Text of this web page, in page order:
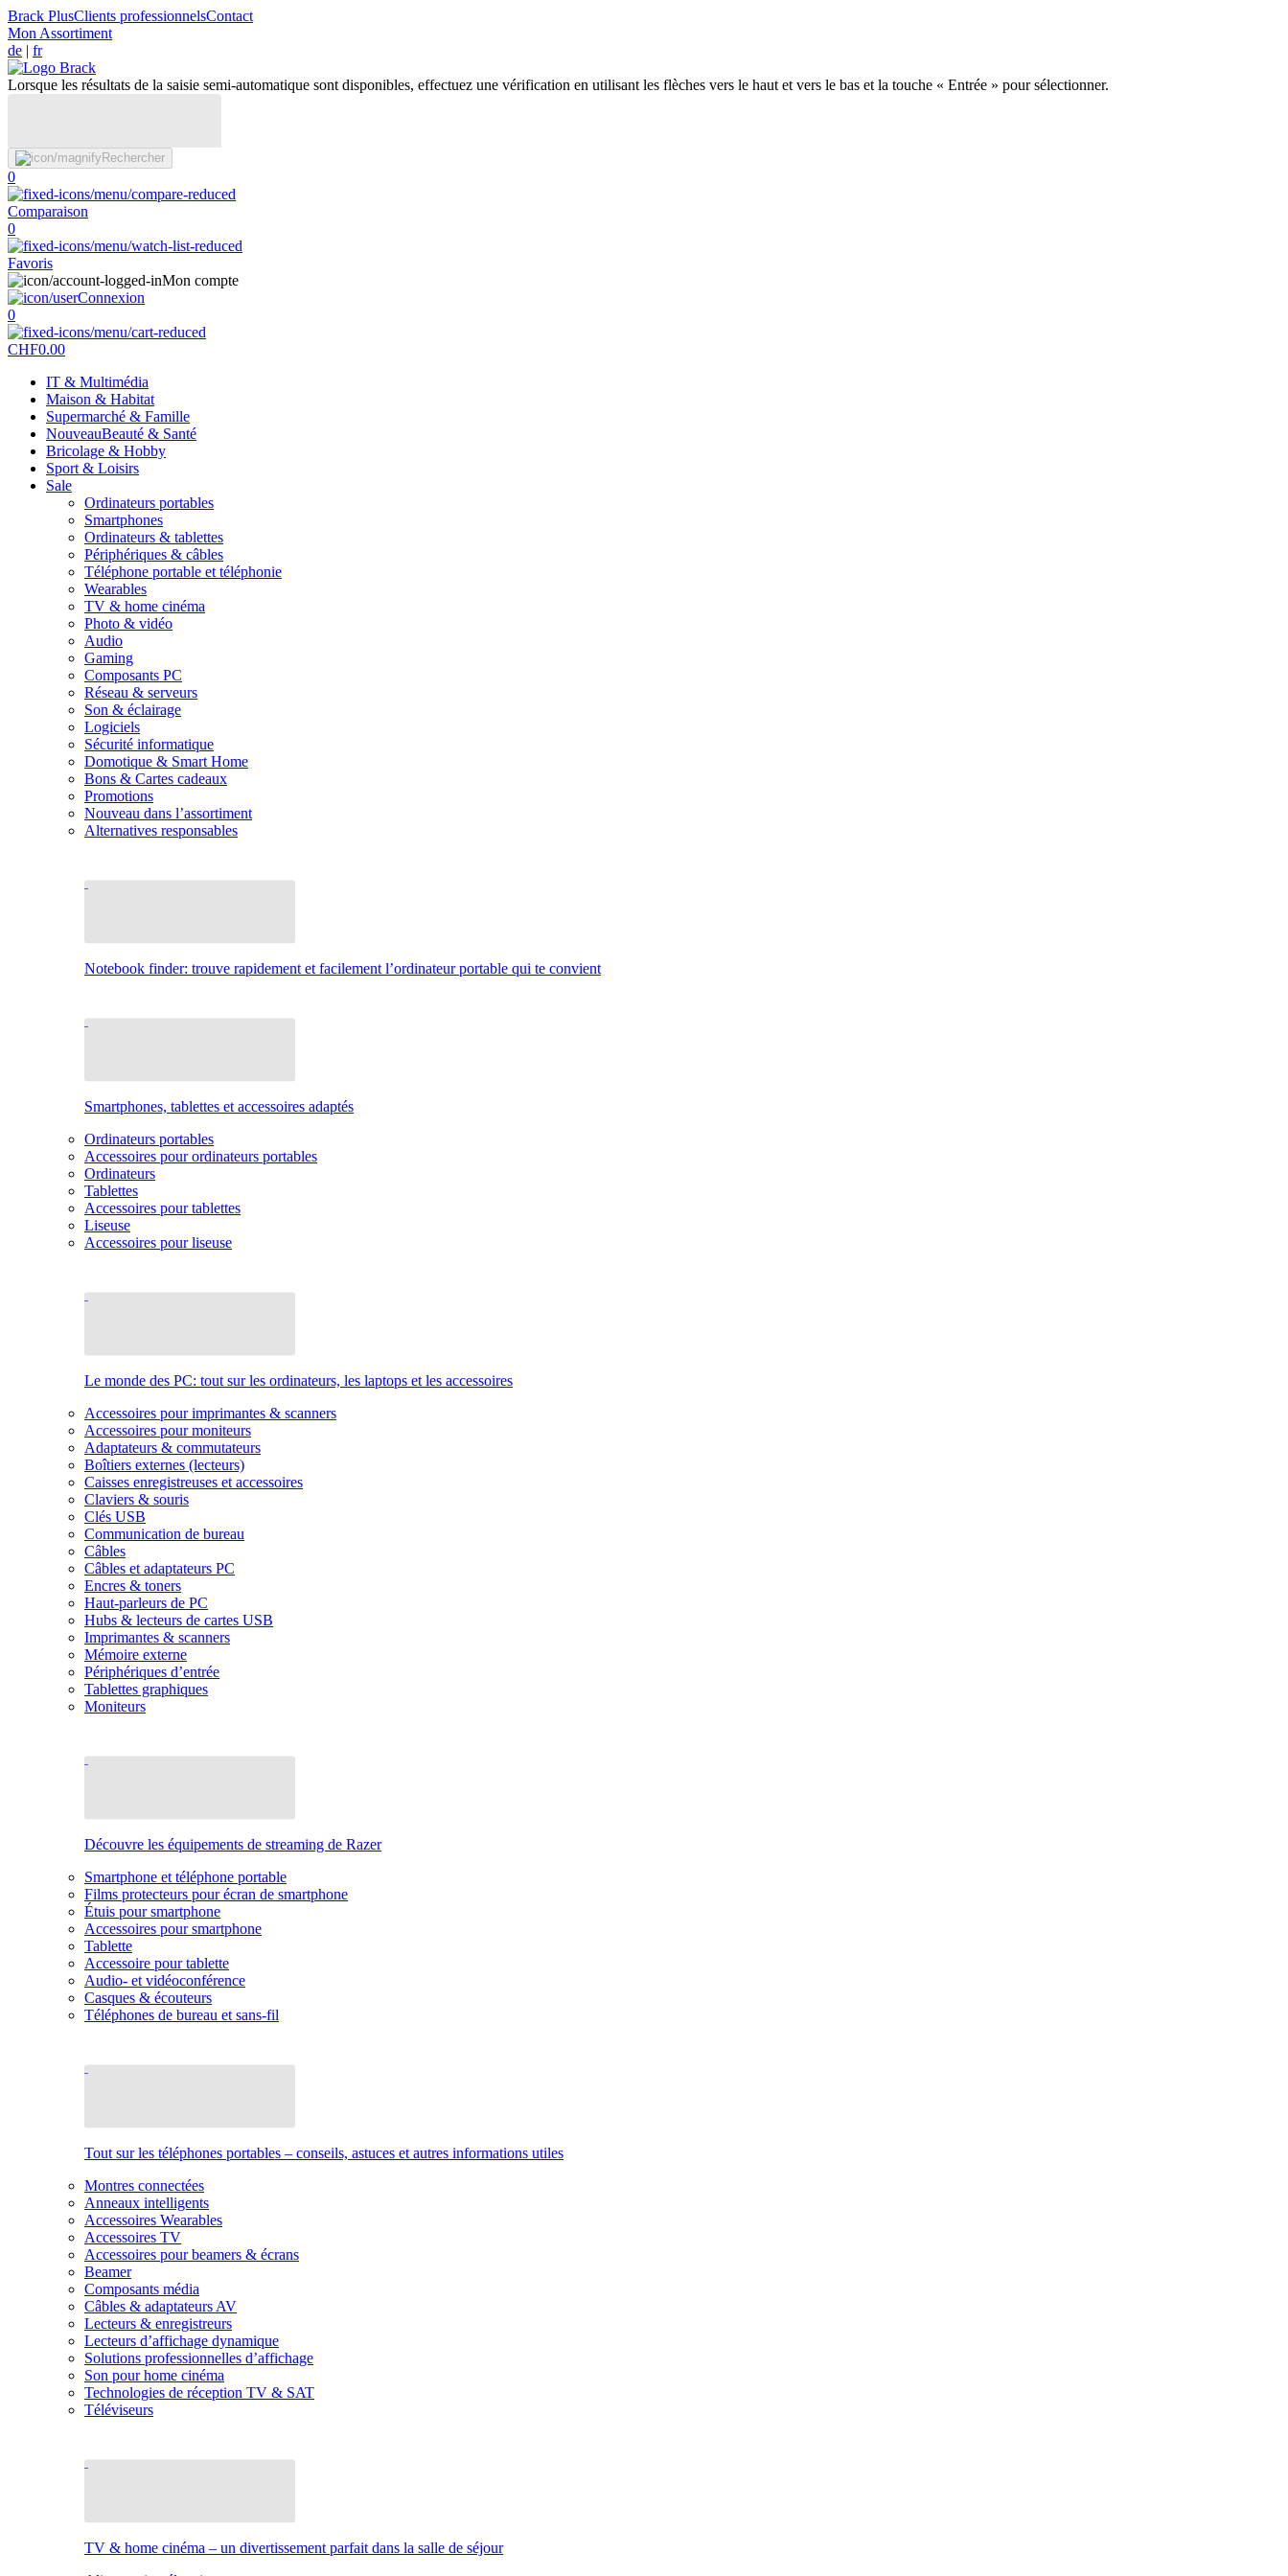
Brack PlusClients professionnelsContact
Mon Assortiment
de | fr
Lorsque les résultats de la saisie semi-automatique sont disponibles, effectuez une vérification en utilisant les flèches vers le haut et vers le bas et la touche « Entrée » pour sélectionner.
Rechercher
0
Comparaison
0
Favoris
Mon compte
Connexion
0
CHF0.00
IT & Multimédia
Maison & Habitat
Supermarché & Famille
NouveauBeauté & Santé
Bricolage & Hobby
Sport & Loisirs
Sale
Ordinateurs portables
Smartphones
Ordinateurs & tablettes
Périphériques & câbles
Téléphone portable et téléphonie
Wearables
TV & home cinéma
Photo & vidéo
Audio
Gaming
Composants PC
Réseau & serveurs
Son & éclairage
Logiciels
Sécurité informatique
Domotique & Smart Home
Bons & Cartes cadeaux
Promotions
Nouveau dans l’assortiment
Alternatives responsables
Notebook finder: trouve rapidement et facilement l’ordinateur portable qui te convient
Smartphones, tablettes et accessoires adaptés
Ordinateurs portables
Accessoires pour ordinateurs portables
Ordinateurs
Tablettes
Accessoires pour tablettes
Liseuse
Accessoires pour liseuse
Le monde des PC: tout sur les ordinateurs, les laptops et les accessoires
Accessoires pour imprimantes & scanners
Accessoires pour moniteurs
Adaptateurs & commutateurs
Boîtiers externes (lecteurs)
Caisses enregistreuses et accessoires
Claviers & souris
Clés USB
Communication de bureau
Câbles
Câbles et adaptateurs PC
Encres & toners
Haut-parleurs de PC
Hubs & lecteurs de cartes USB
Imprimantes & scanners
Mémoire externe
Périphériques d’entrée
Tablettes graphiques
Moniteurs
Découvre les équipements de streaming de Razer
Smartphone et téléphone portable
Films protecteurs pour écran de smartphone
Étuis pour smartphone
Accessoires pour smartphone
Tablette
Accessoire pour tablette
Audio- et vidéoconférence
Casques & écouteurs
Téléphones de bureau et sans-fil
Tout sur les téléphones portables – conseils, astuces et autres informations utiles
Montres connectées
Anneaux intelligents
Accessoires Wearables
Accessoires TV
Accessoires pour beamers & écrans
Beamer
Composants média
Câbles & adaptateurs AV
Lecteurs & enregistreurs
Lecteurs d’affichage dynamique
Solutions professionnelles d’affichage
Son pour home cinéma
Technologies de réception TV & SAT
Téléviseurs
TV & home cinéma – un divertissement parfait dans la salle de séjour